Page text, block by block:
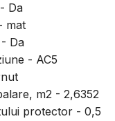
Da
mat
Da
- AC5
m2 - 2,6352
protector - 0,5